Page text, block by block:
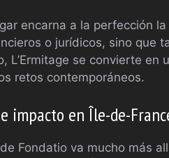
encarna a la perfección
o jurídicos, sino que
L’Ermitage se convierte
retos contemporáneos.
impacto en Île-de-
Fondatio va mucho más